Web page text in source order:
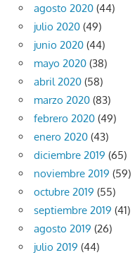
agosto 2020 (44)
julio 2020 (49)
junio 2020 (44)
mayo 2020 (38)
abril 2020 (58)
marzo 2020 (83)
febrero 2020 (49)
enero 2020 (43)
diciembre 2019 (65)
noviembre 2019 (59)
octubre 2019 (55)
septiembre 2019 (41)
agosto 2019 (26)
julio 2019 (44)